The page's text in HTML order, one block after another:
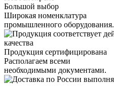
Большой выбор
Широкая номенклатура
промышленного оборудования.
Продукция сертифицирована
Располагаем всеми
необходимыми документами.